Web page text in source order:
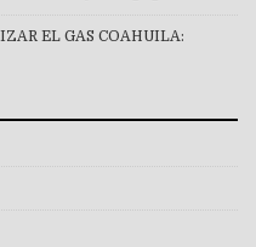
EL GAS COAHUILA: